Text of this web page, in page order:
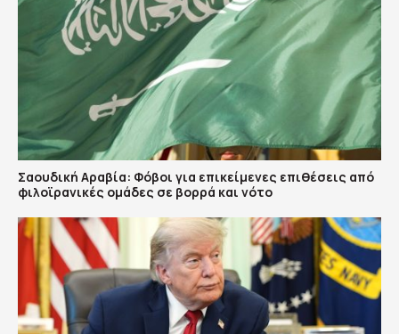
Σαουδική Αραβία: Φόβοι για επικείμενες επιθέσεις από
φιλοϊρανικές ομάδες σε βορρά και νότο